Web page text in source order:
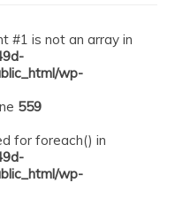
#1 is not an array in
wp-
559
for foreach() in
wp-